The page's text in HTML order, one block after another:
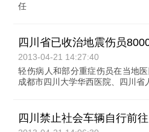
任
四川省已收治地震伤员
2013-04-21 14:27:40
轻伤病人和部分重症伤员在当地
成都市四川大学华西医院、四川省
四川禁止社会车辆自行前